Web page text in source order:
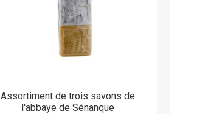
Assortiment de trois savons de
l'abbaye de Sénanque